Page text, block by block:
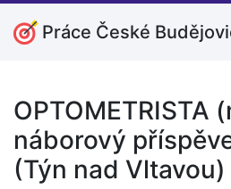
Práce České
OPTOMETRISTA
náborový
(Týn nad Vltavou)